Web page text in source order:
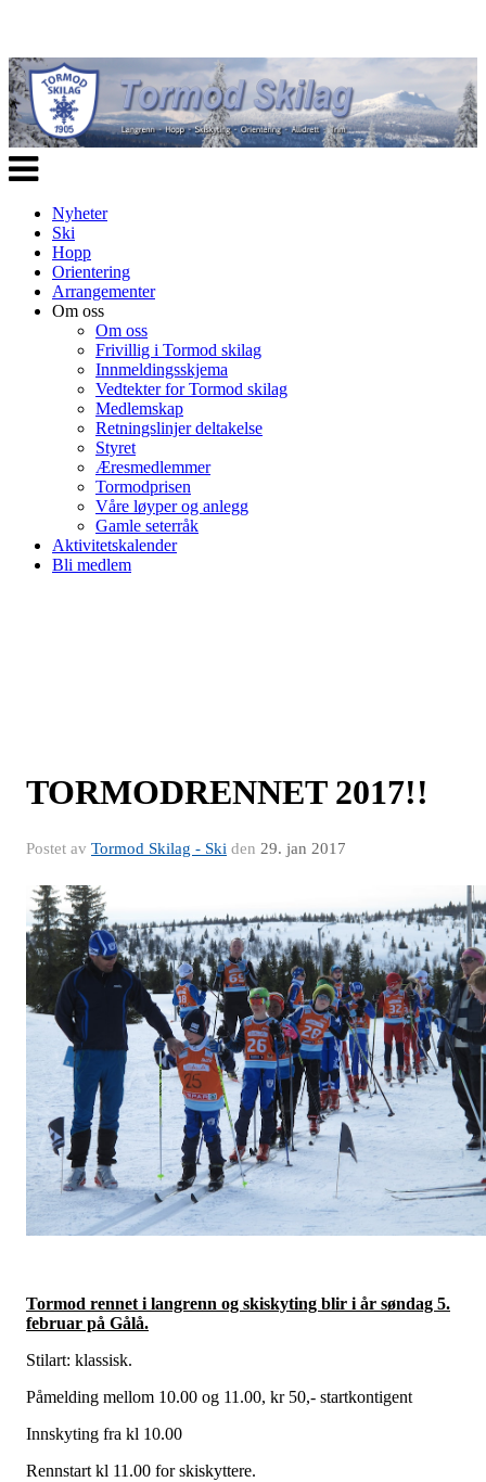
Veksle
navigasjon
Nyheter
Ski
Hopp
Orientering
Arrangementer
Om oss
Om oss
Frivillig i Tormod skilag
Innmeldingsskjema
Vedtekter for Tormod skilag
Medlemskap
Retningslinjer deltakelse
Styret
Æresmedlemmer
Tormodprisen
Våre løyper og anlegg
Gamle seterråk
Aktivitetskalender
Bli medlem
TORMODRENNET 2017!!
Postet av Tormod Skilag - Ski den 29. jan 2017
Tormod rennet i langrenn og skiskyting blir i år søndag 5.
februar på Gålå.
Stilart: klassisk.
Påmelding mellom 10.00 og 11.00, kr 50,- startkontigent
Innskyting fra kl 10.00
Rennstart kl 11.00 for skiskyttere.